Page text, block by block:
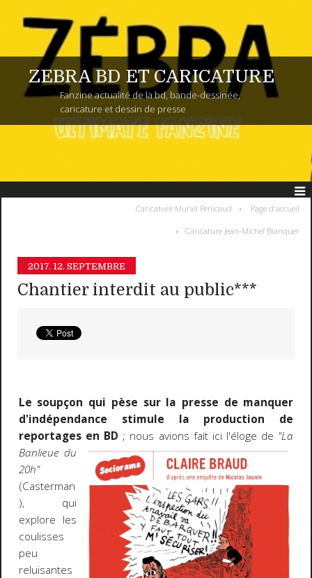
ZEBRA BD ET CARICATURE
Fanzine actualité de la bd, bande-dessinée,
caricature et dessin de presse
Caricature Muriel Pénicaud Page d'accueil
Caricature Jean-Michel Blanquer
2017. 12. SEPTEMBRE
Chantier interdit au public***
Le soupçon qui pèse sur la presse de manquer
d'indépendance stimule la production de
reportages en BD ; nous avions fait ici l'éloge de "La
Banlieue du
20h"
(Casterman
), qui
explore les
coulisses
peu
reluisantes